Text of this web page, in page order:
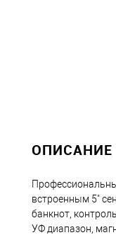
ОПИСАНИЕ
встроенным 5"
банкнот,
УФ диапазон,